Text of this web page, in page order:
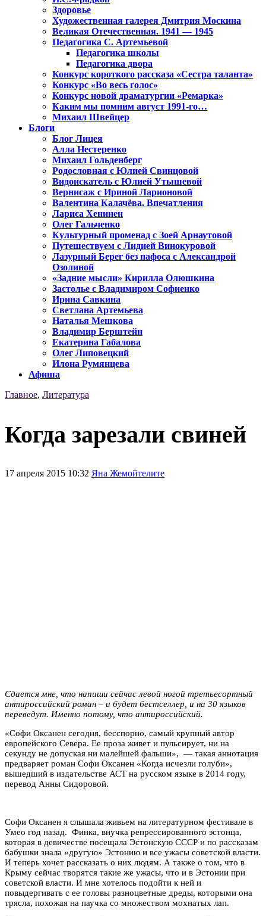
Здоровье
Художественная галерея Дмитрия Москина
Великая Отечественная. 1941 — 1945
Педагогика С. Артемьевой
Педагогика школы
Педагогика двора
Конкурс короткого рассказа «Сестра таланта»
Конкурс «Во весь голос»
Конкурс новой драматургии «Ремарка»
Каким мы помним август 1991-го…
Михаил Швейцер
Блоги
Блог Лицея
Алла Нестеренко
Михаил Гольденберг
Родословная с Юлией Свинцовой
Видоискатель с Юлией Утышевой
Вернисаж с Ириной Ларионовой
Валентина Калачёва. Впечатления
Лариса Хенинен
Олег Гальченко
Культурный променад с Зоей Арнаутовой
Путешествуем с Лидией Винокуровой
Лазурный Берег без пафоса с Александрой
Озолиной
«Задние мысли» Кирилла Олюшкина
Застолье с Владимиром Софиенко
Ирина Савкина
Светлана Артемьева
Наталья Мешкова
Владимир Берштейн
Екатерина Габалова
Олег Липовецкий
Илона Румянцева
Афиша
Главное, Литература
Когда зарезали свиней
17 апреля 2015 10:32 Яна Жемойтелите
Сдается мне, что напиши сейчас левой ногой третьесортный
антироссийский роман – и будет бестселлер, и на 30 языков
переведут. Именно потому, что антироссийский.
«Софи Оксанен сегодня, бесспорно, самый крупный автор
европейского Севера. Ее проза живет и пульсирует, ни на
секунду не допуская ни малейшей фальши», — такая аннотация
предваряет роман Софи Оксанен «Когда исчезли голуби»,
вышедший в издательстве АСТ на русском языке в 2014 году,
перевод Анны Сидоровой.
Софи Оксанен я слышала живьем на литературном фестивале в
Умео год назад. Финка, внучка репрессированного эстонца,
которая в девичестве посещала Эстонскую СССР и по рассказам
бабушки знала «другую» Эстонию и все ужасы советской власти.
И теперь хочет рассказать о них людям. А также о том, что в
Крыму сейчас творятся такие же ужасы, что и в Эстонии при
советской власти. И мне хотелось подойти к ней и
повыдергивать с ее головы разноцветные дреды, которыми она
трясла, похожая на паучка со множеством мохнатых лап.